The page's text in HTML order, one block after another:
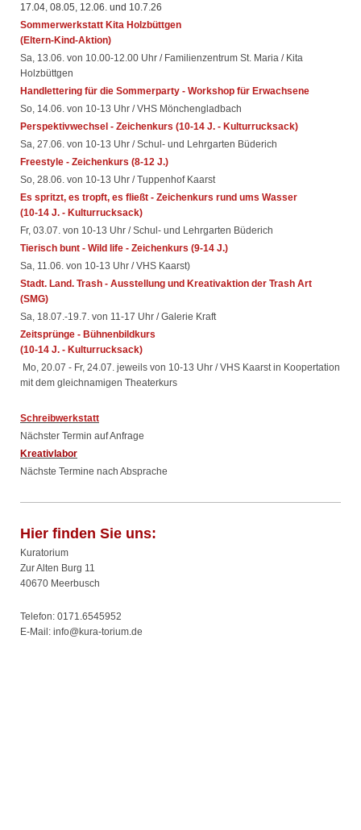
17.04, 08.05, 12.06. und 10.7.26
Sommerwerkstatt Kita Holzbüttgen
(Eltern-Kind-Aktion)
Sa, 13.06. von 10.00-12.00 Uhr / Familienzentrum St. Maria / Kita
Holzbüttgen
Handlettering für die Sommerparty - Workshop für Erwachsene
So, 14.06. von 10-13 Uhr / VHS Mönchengladbach
Perspektivwechsel - Zeichenkurs (10-14 J. - Kulturrucksack)
Sa, 27.06. von 10-13 Uhr / Schul- und Lehrgarten Büderich
Freestyle - Zeichenkurs (8-12 J.)
So, 28.06. von 10-13 Uhr / Tuppenhof Kaarst
Es spritzt, es tropft, es fließt - Zeichenkurs rund ums Wasser
(10-14 J. - Kulturrucksack)
Fr, 03.07. von 10-13 Uhr / Schul- und Lehrgarten Büderich
Tierisch bunt - Wild life - Zeichenkurs (9-14 J.)
Sa, 11.06. von 10-13 Uhr / VHS Kaarst)
Stadt. Land. Trash - Ausstellung und Kreativaktion der Trash Art
(SMG)
Sa, 18.07.-19.7. von 11-17 Uhr / Galerie Kraft
Zeitsprünge - Bühnenbildkurs
(10-14 J. - Kulturrucksack)
Mo, 20.07 - Fr, 24.07. jeweils von 10-13 Uhr / VHS Kaarst in Koopertation
mit dem gleichnamigen Theaterkurs
Schreibwerkstatt
Nächster Termin auf Anfrage
Kreativlabor
Nächste Termine nach Absprache
Hier finden Sie uns:
Kuratorium
Zur Alten Burg 11
40670 Meerbusch
Telefon: 0171.6545952
E-Mail: info@kura-torium.de